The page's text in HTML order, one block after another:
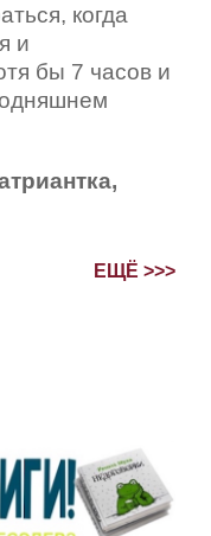
когда
и
бы 7 часов и
ЕЩЁ >>>